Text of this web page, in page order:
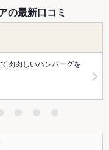
の最新口コミ
肉肉しいハンバーグを